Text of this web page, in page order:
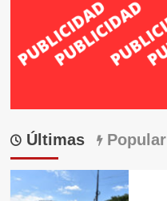
Últimas Popular